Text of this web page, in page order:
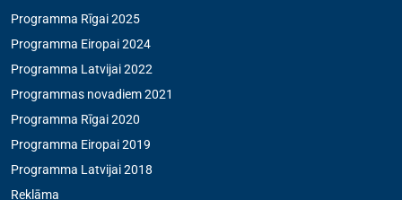
Programma Rīgai 2025
Programma Eiropai 2024
Programma Latvijai 2022
Programmas novadiem 2021
Programma Rīgai 2020
Programma Eiropai 2019
Programma Latvijai 2018
Reklāma